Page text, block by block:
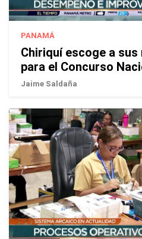
PANAMÁ
Chiriquí escoge a
para el Concurso
Jaime Saldaña